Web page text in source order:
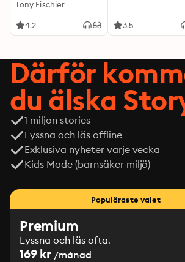
Tony Fischier
4.2 3.5
Därför
du älska
1 miljon stories
Lyssna och läs offline
Exklusiva nyheter varje vecka
Kids Mode (barnsäker miljö)
Populäraste valet
Premium
Lyssna och läs ofta.
169 kr /månad